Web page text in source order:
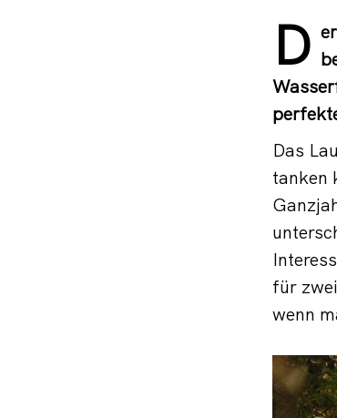
D
Das
tanken
für
wenn